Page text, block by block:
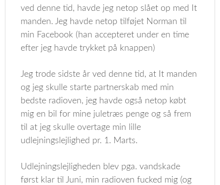
ved denne tid, havde jeg netop slået op med It
manden. Jeg havde netop tilføjet Norman til
min Facebook (han accepteret under en time
efter jeg havde trykket på knappen)
Jeg trode sidste år ved denne tid, at It manden
og jeg skulle starte partnerskab med min
bedste radioven, jeg havde også netop købt
mig en bil for mine juletræs penge og så frem
til at jeg skulle overtage min lille
udlejningslejlighed pr. 1. Marts.
Udlejningslejligheden blev pga. vandskade
først klar til Juni, min radioven fucked mig (og